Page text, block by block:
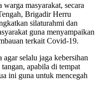
masyarakat, secara
Brigadir Herru
silaturahmi dan
guna menyampaikan
terkait Covid-19.
selalu jaga kebersihan
apabila di tempat
ini guna untuk mencegah